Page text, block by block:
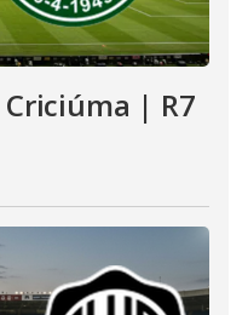
Criciúma | R7